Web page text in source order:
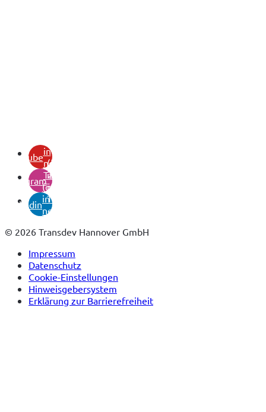
youtubein
neuem
Tab)
instagram
(öffnet
in
neuem
Tab)
linkedin
(öffnet
in
neuem
© 2026 Transdev Hannover GmbH
Impressum
Datenschutz
Cookie-Einstellungen
Hinweisgebersystem
Erklärung zur Barrierefreiheit